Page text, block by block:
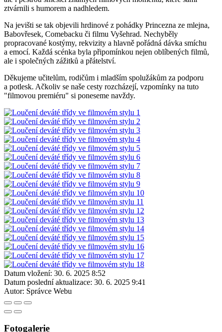
ztvárnili s humorem a nadhledem.
Na jevišti se tak objevili hrdinové z pohádky Princezna ze mlejna,
Babovřesek, Comebacku či filmu Vyšehrad. Nechyběly
propracované kostýmy, rekvizity a hlavně pořádná dávka smíchu
a emocí. Každá scénka byla připomínkou nejen oblíbených filmů,
ale i společných zážitků a přátelství.
Děkujeme učitelům, rodičům i mladším spolužákům za podporu
a potlesk. Ačkoliv se naše cesty rozcházejí, vzpomínky na tuto
"filmovou premiéru" si poneseme navždy.
Datum vložení: 30. 6. 2025 8:52
Datum poslední aktualizace: 30. 6. 2025 9:41
Autor: Správce Webu
Fotogalerie